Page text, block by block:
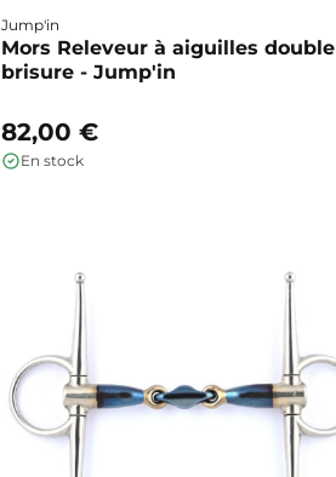
Jump'in
Mors Releveur à aiguilles double
brisure - Jump'in
82,00 €
En stock